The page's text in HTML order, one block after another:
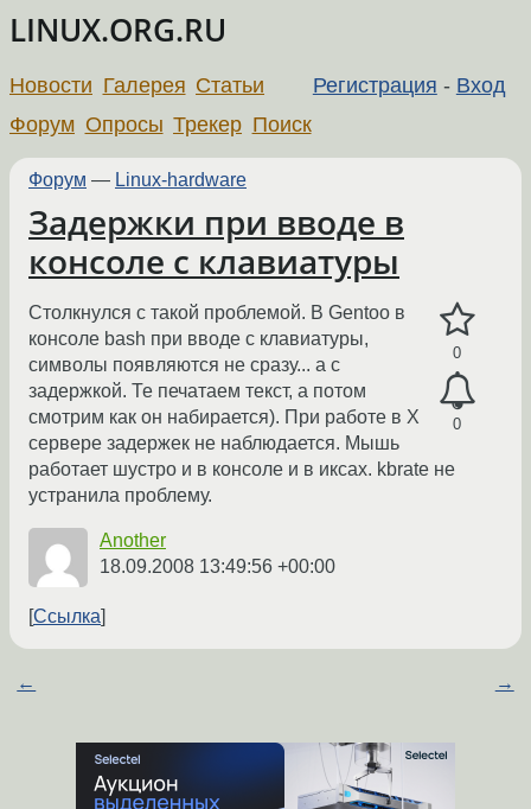
LINUX.ORG.RU
Регистрация - Вход
Новости Галерея Статьи
Форум Опросы Трекер Поиск
Форум — Linux-hardware
Задержки при вводе в
консоле с клавиатуры
0
0
Столкнулся с такой проблемой. В Gentoo в
консоле bash при вводе с клавиатуры,
символы появляются не сразу... а с
задержкой. Те печатаем текст, а потом
смотрим как он набирается). При работе в X
сервере задержек не наблюдается. Мышь
работает шустро и в консоле и в иксах. kbrate не
устранила проблему.
Another
18.09.2008 13:49:56 +00:00
Ссылка
← →